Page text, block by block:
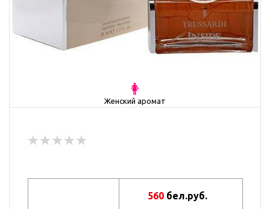
Женский аромат
560 бел.руб.